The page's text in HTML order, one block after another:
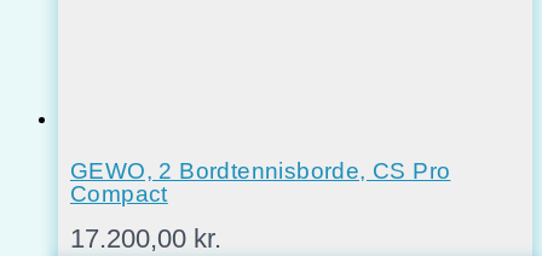
GEWO, 2 Bordtennisborde, CS Pro
Compact
17.200,00 kr.